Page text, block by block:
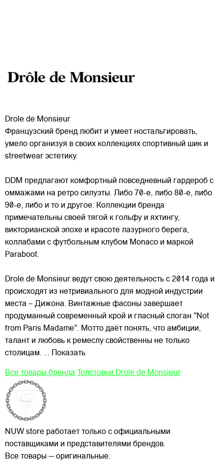
Drole de Monsieur
Французский бренд любит и умеет ностальгировать,
умело организуя в своих коллекциях спортивный шик и
streetwear эстетику.
DDM предлагают комфортный повседневный гардероб с
оммажами на ретро силуэты. Либо 70-е, либо 80-е, либо
90-е, либо и то и другое. Коллекции бренда
примечательны своей тягой к гольфу и яхтингу,
викторианской эпохе и красоте лазурного берега,
коллабами с футбольным клубом Monaco и маркой
Paraboot.
Drole de Monsieur ведут свою деятельность с 2014 года и
происходят из нетривиального для модной индустрии
места – Дижона. Винтажные фасоны завершает
продуманный современный крой и гласный слоган "Not
from Paris Madame". Мотто даёт понять, что амбиции,
талант и любовь к ремеслу свойственны не только
столицам. ... Показать
Все товары бренда Толстовки Drole de Monsieur
NUW store работает только с официальными
поставщиками и представителями брендов.
Все товары — оригинальные.